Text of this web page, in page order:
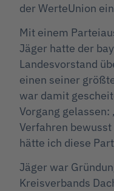
der WerteUnion
Mit einem
Jäger hatte der
Landesvorstand
einen seiner
war damit
Vorgang
Verfahren
hätte ich diese
Jäger war
Kreisverbands